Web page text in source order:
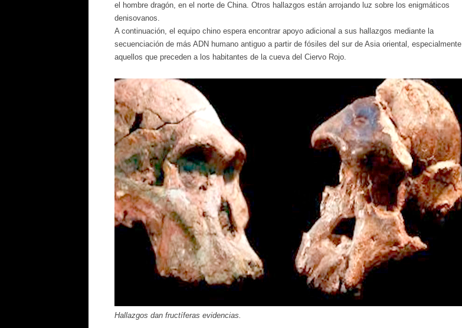
el hombre dragón, en el norte de China. Otros hallazgos están arrojando luz sobre los enigmáticos
denisovanos.
A continuación, el equipo chino espera encontrar apoyo adicional a sus hallazgos mediante la
secuenciación de más ADN humano antiguo a partir de fósiles del sur de Asia oriental, especialmente
aquellos que preceden a los habitantes de la cueva del Ciervo Rojo.
Hallazgos dan fructíferas evidencias.